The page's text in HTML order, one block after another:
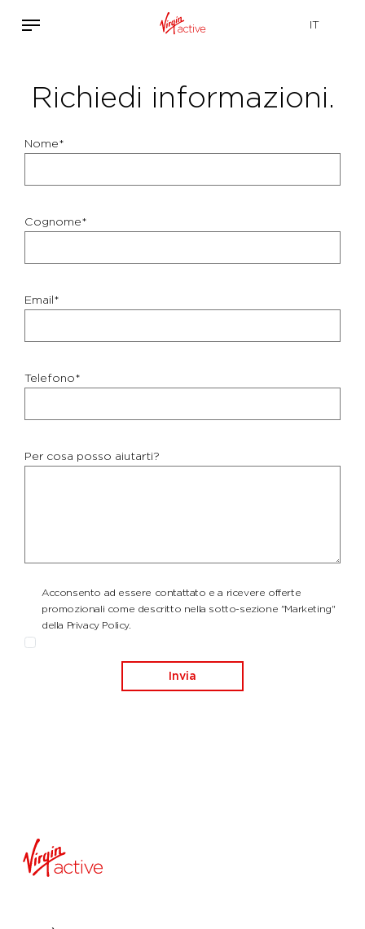
Richiedi informazioni.
Nome*
Cognome*
Email*
Telefono*
Per cosa posso aiutarti?
Acconsento ad essere contattato e a ricevere offerte
promozionali come descritto nella sotto-sezione "Marketing"
della Privacy Policy.
Invia